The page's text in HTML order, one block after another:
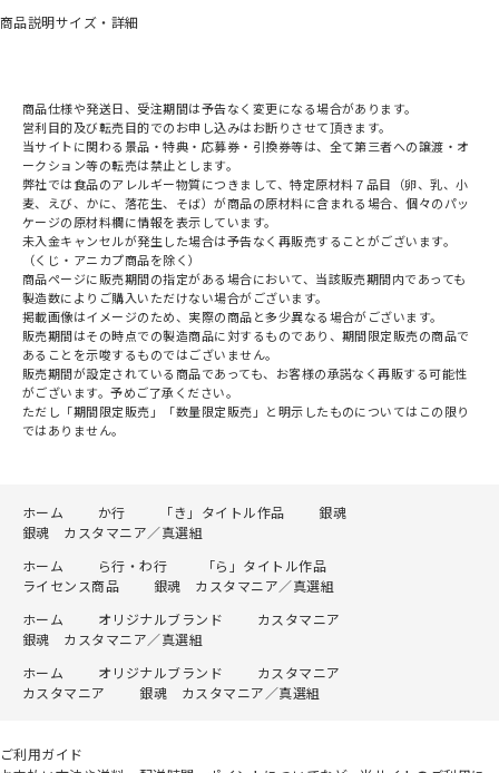
商品説明サイズ・詳細
商品仕様や発送日、受注期間は予告なく変更になる場合があります。
営利目的及び転売目的でのお申し込みはお断りさせて頂きます。
当サイトに関わる景品・特典・応募券・引換券等は、全て第三者への譲渡・オ
ークション等の転売は禁止とします。
弊社では食品のアレルギー物質につきまして、特定原材料７品目（卵、乳、小
麦、えび、かに、落花生、そば）が商品の原材料に含まれる場合、個々のパッ
ケージの原材料欄に情報を表示しています。
未入金キャンセルが発生した場合は予告なく再販売することがございます。
（くじ・アニカプ商品を除く）
商品ページに販売期間の指定がある場合において、当該販売期間内であっても
製造数によりご購入いただけない場合がございます。
掲載画像はイメージのため、実際の商品と多少異なる場合がございます。
販売期間はその時点での製造商品に対するものであり、期間限定販売の商品で
あることを示唆するものではございません。
販売期間が設定されている商品であっても、お客様の承諾なく再販する可能性
がございます。予めご了承ください。
ただし「期間限定販売」「数量限定販売」と明示したものについてはこの限り
ではありません。
ホーム か行 「き」タイトル作品
銀魂
銀魂 カスタマニア／真選組
ホーム
ら行・わ行
「ら」タイトル作品
ライセンス商品
銀魂 カスタマニア／真選組
ホーム
オリジナルブランド
カスタマニア
銀魂 カスタマニア／真選組
ホーム
オリジナルブランド
カスタマニア
カスタマニア
銀魂 カスタマニア／真選組
ご利用ガイド